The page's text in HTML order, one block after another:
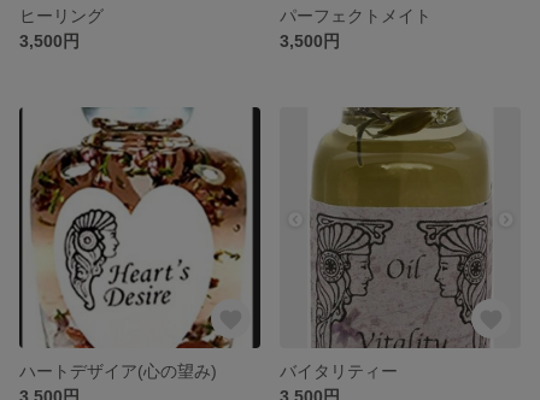
ヒーリング
3,500円
パーフェクトメイト
3,500円
ハートデザイア(心の望み)
3,500円
バイタリティー
3,500円